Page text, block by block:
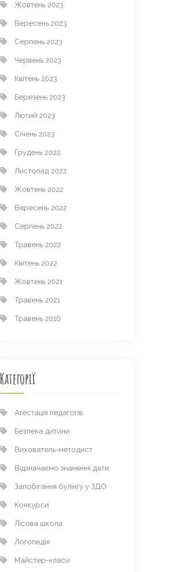
Жовтень 2023
Вересень 2023
Серпень 2023
Червень 2023
Квітень 2023
Березень 2023
Лютий 2023
Січень 2023
Грудень 2022
Листопад 2022
Жовтень 2022
Вересень 2022
Серпень 2022
Травень 2022
Квітень 2022
Жовтень 2021
Травень 2021
Травень 2016
Категорії
Атестація педагогів
Безпека дитини
Вихователь-методист
Відзначаємо знаменні дати
Запобігання булінгу у ЗДО
Конкурси
Лісова школа
Логопедія
Майстер-класи